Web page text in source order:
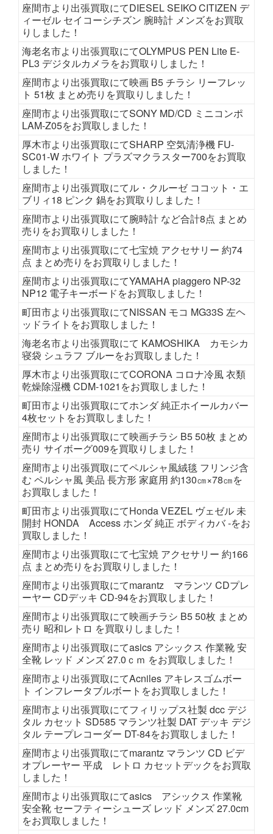
座間市より出張買取にてDIESEL SEIKO CITIZEN デ
ィーゼル セイコーシチズン 腕時計 メンズをお買取
りしました！
海老名市より出張買取にてOLYMPUS PEN Lite E-
PL3 デジタルカメラをお買取りしました！
座間市より出張買取にて映画 B5 チラシ リーフレッ
ト 51枚 まとめ売りを買取りしました！
座間市より出張買取にてSONY MD/CD ミニコンポ
LAM-Z05をお買取しました！
厚木市より出張買取にてSHARP 空気清浄機 FU-
SC01-W ホワイト プラズマクラスター700をお買取
しました！
座間市より出張買取にてル・クルーゼ ココット・エ
ブリィ18 ピンク 鍋をお買取りしました！
座間市より出張買取にて腕時計 など合計8点 まとめ
売りをお買取りしました！
座間市より出張買取にて七宝焼 アクセサリー 約74
点 まとめ売りをお買取りしました！
座間市より出張買取にてYAMAHA piaggero NP-32
NP12 電子キーボードをお買取しました！
町田市より出張買取にてNISSAN モコ MG33S 左ヘ
ッドライトをお買取しました！
海老名市より出張買取にて KAMOSHIKA カモシカ
寝袋 シュラフ ブルーをお買取しました！
厚木市より出張買取にてCORONA コロナ冷風 衣類
乾燥除湿機 CDM-1021をお買取しました！
町田市より出張買取にてホンダ 純正ホイールカバー
4枚セットをお買取しました！
座間市より出張買取にて映画チラシ B5 50枚 まとめ
売り サイボーグ009を買取りしました！
座間市より出張買取にてペルシャ風絨毯 フリンジ含
む ペルシャ風 美品 長方形 家庭用 約130㎝×78㎝を
お買取しました！
町田市より出張買取にてHonda VEZEL ヴェゼル 未
開封 HONDA Access ホンダ 純正 ボディカバ -をお
買取しました！
座間市より出張買取にて七宝焼 アクセサリー 約166
点 まとめ売りをお買取りしました！
座間市より出張買取にてmarantz マランツ CDプレ
ーヤー CDデッキ CD-94をお買取しました！
座間市より出張買取にて映画チラシ B5 50枚 まとめ
売り 昭和レトロ を買取りしました！
座間市より出張買取にてasics アシックス 作業靴 安
全靴 レッド メンズ 27.0ｃｍ をお買取しました！
座間市より出張買取にてAcniles アキレスゴムボー
ト インフレータブルボートをお買取しました！
座間市より出張買取にてフィリップス社製 dcc デジ
タル カセット SD585 マランツ社製 DAT デッキ デジ
タル テープレコーダー DT-84をお買取しました！
座間市より出張買取にてmarantz マランツ CD ビデ
オプレーヤー 平成 レトロ カセットデックをお買取
しました！
座間市より出張買取にてasics アシックス 作業靴
安全靴 セーフティーシューズ レッド メンズ 27.0cm
をお買取しました！